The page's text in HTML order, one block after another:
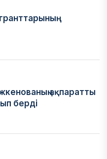
ақпаратты
берді